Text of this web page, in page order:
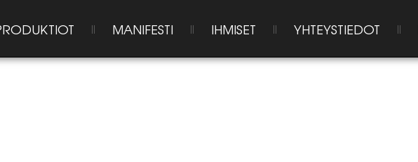
MANIFESTI IHMISET YHTEYSTIEDOT